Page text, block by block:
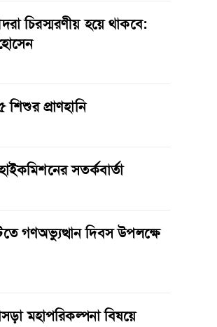
চিরস্মরণীয় হয়ে থাকবে:
প্রাণহানি
সতর্কবার্তা
গণঅভ্যুত্থান দিবস উপলক্ষে
মহাপরিকল্পনা বিষয়ে